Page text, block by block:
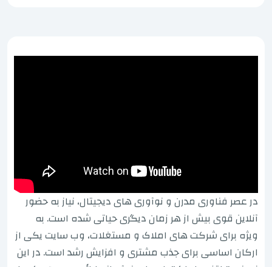
در عصر فناوری مدرن و نوآوری های دیجیتال، نیاز به حضور
آنلاین قوی بیش از هر زمان دیگری حیاتی شده است. به
ویژه برای شرکت های املاک و مستغلات، وب سایت یکی از
ارکان اساسی برای جذب مشتری و افزایش رشد است. در این